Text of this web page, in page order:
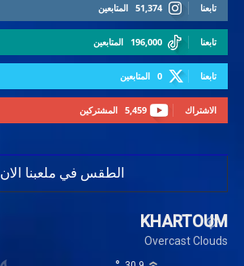
51,374 المتابعين تابعنا
196,000 المتابعين تابعنا
0 المتابعين تابعنا
5,459 المشتركين الاشتراك
الطقس في ملعبنا الان
KHARTOUM
Overcast Clouds